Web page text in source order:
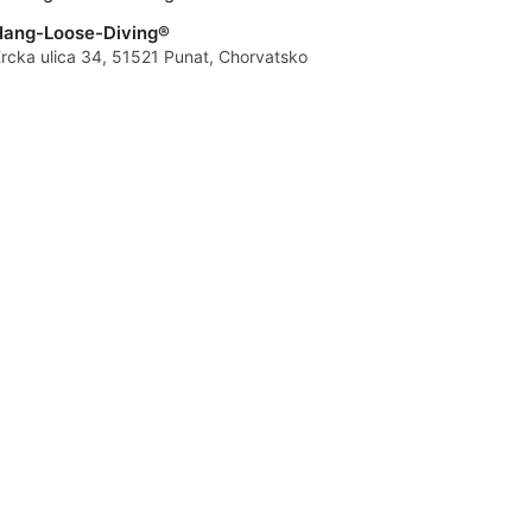
Loose-Diving®
ulica 34, 51521 Punat, Chorvatsko